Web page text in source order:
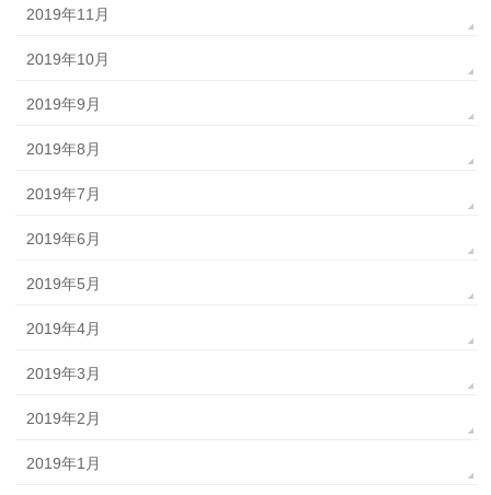
2019年11月
2019年10月
2019年9月
2019年8月
2019年7月
2019年6月
2019年5月
2019年4月
2019年3月
2019年2月
2019年1月